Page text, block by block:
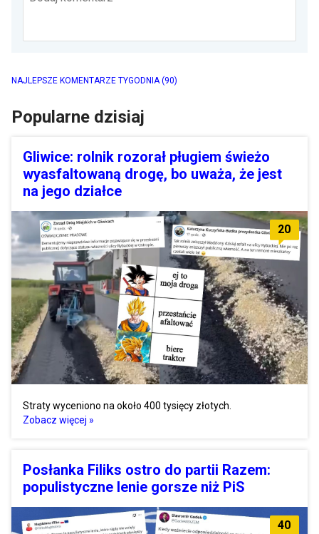
NAJLEPSZE KOMENTARZE TYGODNIA(90)
Popularne dzisiaj
Gliwice: rolnik rozorał pługiem świeżo
wyasfaltowaną drogę, bo uważa, że jest
na jego działce
20
Straty wyceniono na około 400 tysięcy złotych.
Zobacz więcej »
Posłanka Filiks ostro do partii Razem:
populistyczne lenie gorsze niż PiS
40